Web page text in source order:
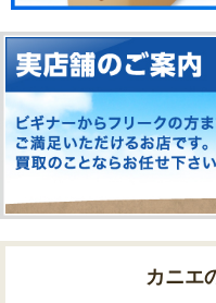
カニエ